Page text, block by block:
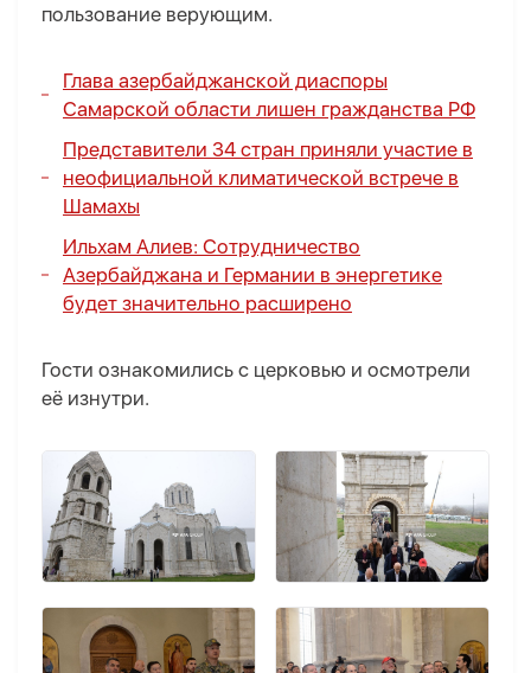
пользование верующим.
Глава азербайджанской диаспоры
Самарской области лишен гражданства РФ
Представители 34 стран приняли участие в
неофициальной климатической встрече в
Шамахы
Ильхам Алиев: Сотрудничество
Азербайджана и Германии в энергетике
будет значительно расширено
Гости ознакомились с церковью и осмотрели
её изнутри.